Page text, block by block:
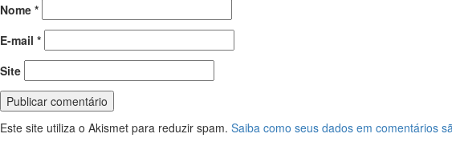
Nome *
E-mail *
Site
Este site utiliza o Akismet para reduzir spam. Saiba como seus dados em comentários